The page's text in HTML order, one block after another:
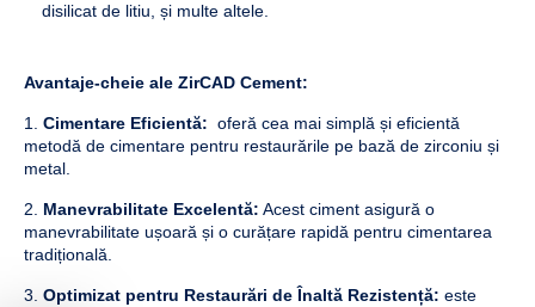
disilicat de litiu, și multe altele.
Avantaje-cheie ale ZirCAD Cement:
Cimentare Eficientă: oferă cea mai simplă și eficientă
metodă de cimentare pentru restaurările pe bază de zirconiu și
metal.
Manevrabilitate Excelentă: Acest ciment asigură o
manevrabilitate ușoară și o curățare rapidă pentru cimentarea
tradițională.
Optimizat pentru Restaurări de Înaltă Rezistență: este